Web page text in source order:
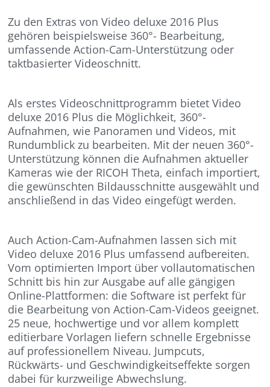
Zu den Extras von Video deluxe 2016 Plus
gehören beispielsweise 360°- Bearbeitung,
umfassende Action-Cam-Unterstützung oder
taktbasierter Videoschnitt.
Als erstes Videoschnittprogramm bietet Video
deluxe 2016 Plus die Möglichkeit, 360°-
Aufnahmen, wie Panoramen und Videos, mit
Rundumblick zu bearbeiten. Mit der neuen 360°-
Unterstützung können die Aufnahmen aktueller
Kameras wie der RICOH Theta, einfach importiert,
die gewünschten Bildausschnitte ausgewählt und
anschließend in das Video eingefügt werden.
Auch Action-Cam-Aufnahmen lassen sich mit
Video deluxe 2016 Plus umfassend aufbereiten.
Vom optimierten Import über vollautomatischen
Schnitt bis hin zur Ausgabe auf alle gängigen
Online-Plattformen: die Software ist perfekt für
die Bearbeitung von Action-Cam-Videos geeignet.
25 neue, hochwertige und vor allem komplett
editierbare Vorlagen liefern schnelle Ergebnisse
auf professionellem Niveau. Jumpcuts,
Rückwärts- und Geschwindigkeitseffekte sorgen
dabei für kurzweilige Abwechslung.